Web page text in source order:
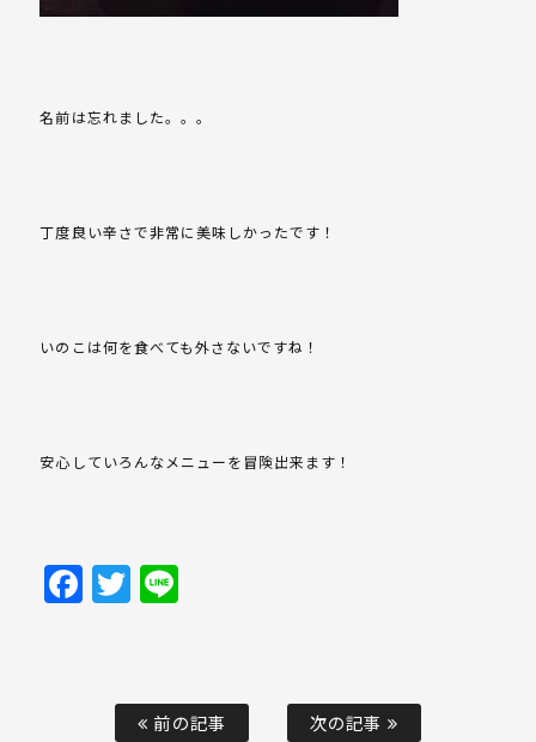
名前は忘れました。。。
丁度良い辛さで非常に美味しかったです！
いのこは何を食べても外さないですね！
安心していろんなメニューを冒険出来ます！
Facebook
Twitter
前の記事 次の記事